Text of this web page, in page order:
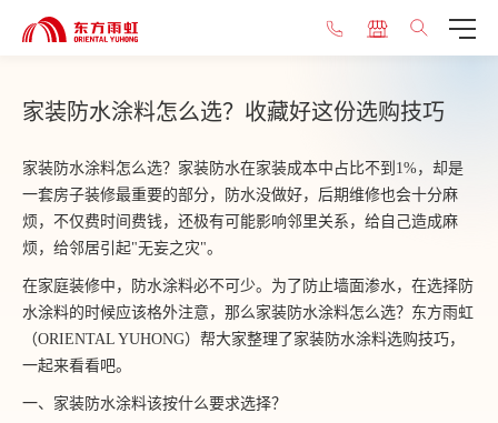
家装防水涂料怎么选？收藏好这份选购技巧
家装防水涂料怎么选？家装防水在家装成本中占比不到1%，却是
一套房子装修最重要的部分，防水没做好，后期维修也会十分麻
烦，不仅费时间费钱，还极有可能影响邻里关系，给自己造成麻
烦，给邻居引起"无妄之灾"。
在家庭装修中，防水涂料必不可少。为了防止墙面渗水，在选择防
水涂料的时候应该格外注意，那么家装防水涂料怎么选？东方雨虹
（ORIENTAL YUHONG）帮大家整理了家装防水涂料选购技巧，
一起来看看吧。
一、家装防水涂料该按什么要求选择？